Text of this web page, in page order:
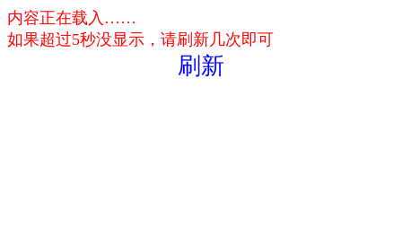
内容正在载入……
如果超过5秒没显示，请刷新几次即可
刷新